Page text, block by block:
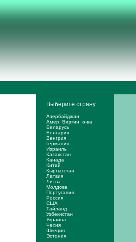
Выберите страну:
Азербайджан
Амер. Виргин. о-ва
Беларусь
Болгария
Венгрия
Германия
Израиль
Казахстан
Канада
Китай
Кыргызстан
Латвия
Литва
Молдова
Португалия
Россия
США
Тайланд
Узбекистан
Украина
Чехия
Швеция
Эстония